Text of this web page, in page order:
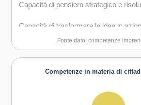
Capacità di favorire il proprio
Capacità di pensiero strategico e
Capacità di trasformare le idee in
Capacità di assumere l'iniziativa
gruppo sia in maniera autonoma
Fonte dato: competenze
Competenze in materia di